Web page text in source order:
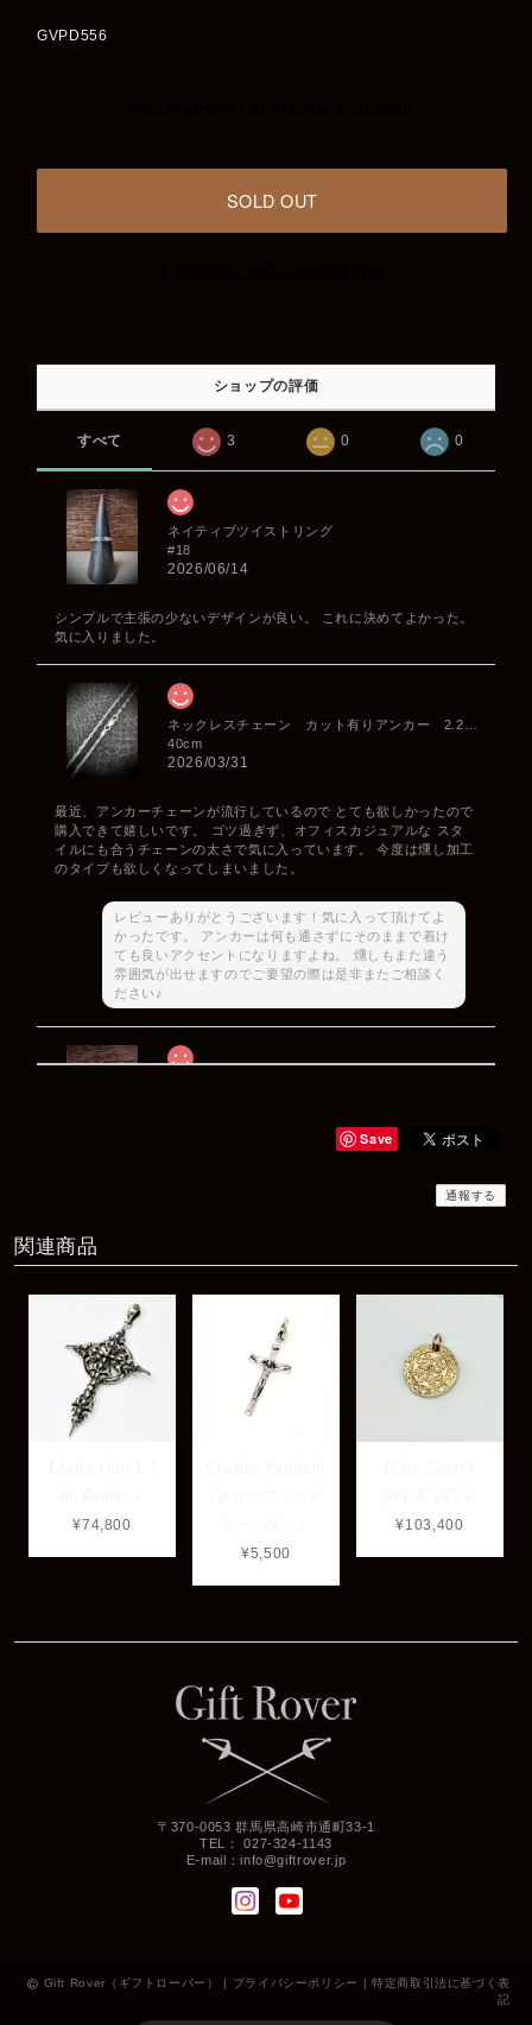
GVPD556
SOLD OUT
ショップの評価
すべて 3 0 0
ネイティブツイストリング
#18
2026/06/14
シンプルで主張の少ないデザインが良い。 これに決めてよかった。
気に入りました。
40cm
2026/03/31
最近、アンカーチェーンが流行しているので とても欲しかったので
購入できて嬉しいです。 ゴツ過ぎず、オフィスカジュアルな スタ
イルにも合うチェーンの太さで気に入っています。 今度は燻し加工
のタイプも欲しくなってしまいました。
レビューありがとうございます！気に入って頂けてよ
かったです。 アンカーは何も通さずにそのままで着け
ても良いアクセントになりますよね。 燻しもまた違う
雰囲気が出せますのでご要望の際は是非またご相談く
ださい♪
Save
通報する
関連商品
¥74,800
¥5,500
¥103,400
〒370-0053 群馬県高崎市通町33-1
TEL： 027-324-1143
E-mail：info@giftrover.jp
Gift Rover（ギフトローバー） | プライバシーポリシー | 特定商取引法に基づく表
記